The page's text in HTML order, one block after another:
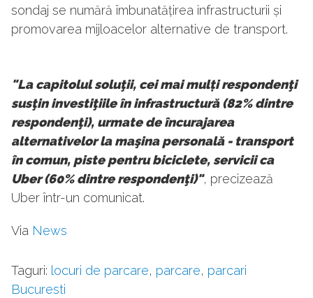
sondaj se numără îmbunatățirea infrastructurii și
promovarea mijloacelor alternative de transport.
"La capitolul soluţii, cei mai mulți respondenţi
susţin investiţiile în infrastructură (82% dintre
respondenţi), urmate de încurajarea
alternativelor la maşina personală - transport
în comun, piste pentru biciclete, servicii ca
Uber (60% dintre respondenţi)", precizează
Uber într-un comunicat.
Via News
Taguri: locuri de parcare, parcare, parcari
Bucuresti